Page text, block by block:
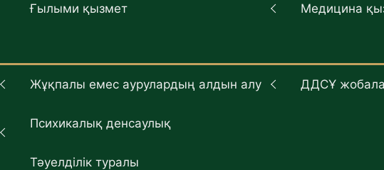
Ғылыми қызмет Медицина
Жұқпалы емес аурулардың алдын алу
Психикалық денсаулық
Тәуелділік туралы
ДДСҰ